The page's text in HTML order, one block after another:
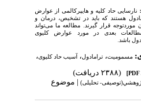
نارسایی حاد کلیه و هایپرکالمی از عوارض
هستند که باید در تشخیص، درمان و
موردتوجه قرار گیرند. مطالعه ما می‌تواند
بعدی در مورد عوارض کلیوی
باشد.
مسمومیت، ترامادول، آسیب حاد کلیوی،
(۲۳۸۸ دریافت)
تحلیلی)| موضوع